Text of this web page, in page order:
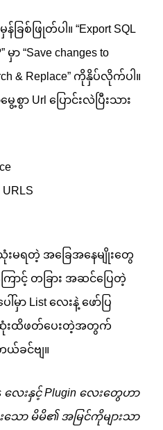
ခြစ်ဖြုတ်ပါ။ “Export SQL
မှာ “Save changes to
& Replace” ကိုနှိပ်လိုက်ပါ။
စွာ Url ပြောင်းလဲပြီးသား
URLS
းမရတဲ့ အခြေအနေမျိုးတွေ
ာင့် တခြား အဆင်ပြေတဲ့
မှာ List လေးနဲ့ ဖော်ပြ
ဆုံးထိဖတ်ပေးတဲ့အတွက်
ယ်ခင်ဗျ။
လေးနှင့် Plugin လေးတွေဟာ
ော မိမိ၏ အမြင်ကိုများသာ